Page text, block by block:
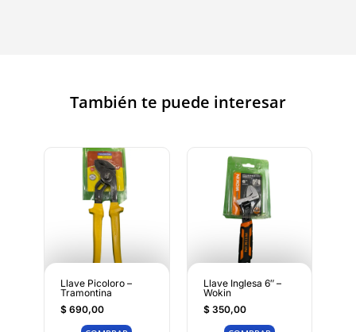
También te puede interesar
Llave Picoloro –
Tramontina
$690,00
Llave Inglesa 6″ –
Wokin
$350,00